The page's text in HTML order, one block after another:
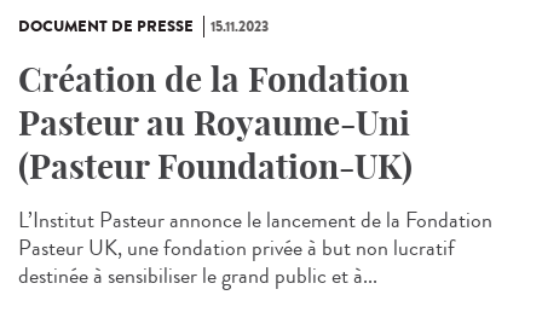
DOCUMENT DE PRESSE 15.11.2023
Création de la Fondation
Pasteur au Royaume-Uni
(Pasteur Foundation-UK)
L’Institut Pasteur annonce le lancement de la Fondation
Pasteur UK, une fondation privée à but non lucratif
destinée à sensibiliser le grand public et à...